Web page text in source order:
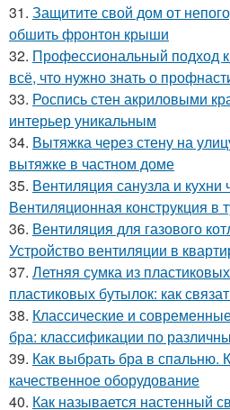
31. Защитите свой дом от
обшить фронтон крыши
32. Профессиональный подход
всё, что нужно знать о
33. Роспись стен акриловыми
интерьер уникальным
34. Вытяжка через стену на
вытяжке в частном доме
35. Вентиляция санузла и кухни
Вентиляционная конструкция в
36. Вентиляция для газового
Устройство вентиляции в
37. Летняя сумка из
пластиковых бутылок: как
38. Классические и
бра: классификации по
39. Как выбрать бра в спальню.
качественное оборудование
40. Как называется настенный